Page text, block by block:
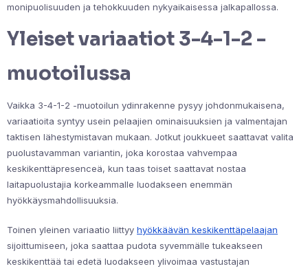
monipuolisuuden ja tehokkuuden nykyaikaisessa jalkapallossa.
Yleiset variaatiot 3-4-1-2 -
muotoilussa
Vaikka 3-4-1-2 -muotoilun ydinrakenne pysyy johdonmukaisena,
variaatioita syntyy usein pelaajien ominaisuuksien ja valmentajan
taktisen lähestymistavan mukaan. Jotkut joukkueet saattavat valita
puolustavamman variantin, joka korostaa vahvempaa
keskikenttäpresenceä, kun taas toiset saattavat nostaa
laitapuolustajia korkeammalle luodakseen enemmän
hyökkäysmahdollisuuksia.
Toinen yleinen variaatio liittyy hyökkäävän keskikenttäpelaajan
sijoittumiseen, joka saattaa pudota syvemmälle tukeakseen
keskikenttää tai edetä luodakseen ylivoimaa vastustajan